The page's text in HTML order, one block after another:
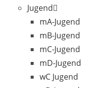
Jugend
mA-Jugend
mB-Jugend
mC-Jugend
mD-Jugend
wC Jugend